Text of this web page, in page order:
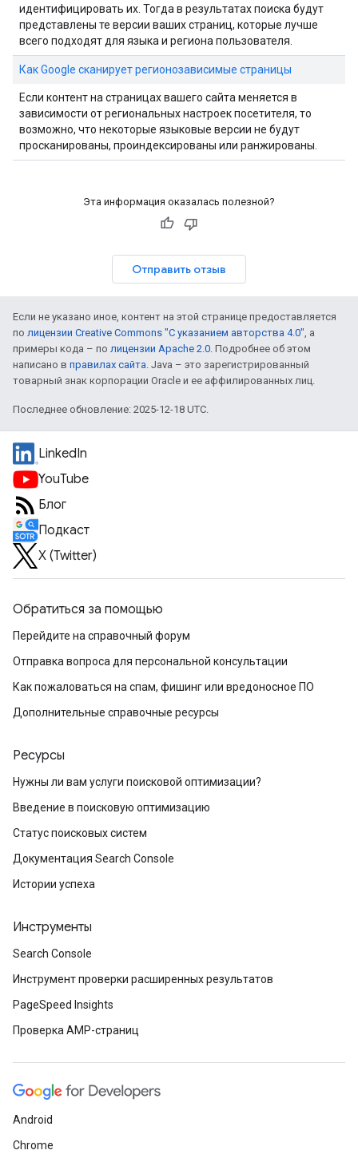
идентифицировать их. Тогда в результатах поиска будут
представлены те версии ваших страниц, которые лучше
всего подходят для языка и региона пользователя.
Как Google сканирует регионозависимые страницы
Если контент на страницах вашего сайта меняется в
зависимости от региональных настроек посетителя, то
возможно, что некоторые языковые версии не будут
просканированы, проиндексированы или ранжированы.
Эта информация оказалась полезной?
Отправить отзыв
Если не указано иное, контент на этой странице предоставляется
по лицензии Creative Commons "С указанием авторства 4.0", а
примеры кода – по лицензии Apache 2.0. Подробнее об этом
написано в правилах сайта. Java – это зарегистрированный
товарный знак корпорации Oracle и ее аффилированных лиц.
Последнее обновление: 2025-12-18 UTC.
LinkedIn
YouTube
Блог
Подкаст
X (Twitter)
Обратиться за помощью
Перейдите на справочный форум
Отправка вопроса для персональной консультации
Как пожаловаться на спам, фишинг или вредоносное ПО
Дополнительные справочные ресурсы
Ресурсы
Нужны ли вам услуги поисковой оптимизации?
Введение в поисковую оптимизацию
Статус поисковых систем
Документация Search Console
Истории успеха
Инструменты
Search Console
Инструмент проверки расширенных результатов
PageSpeed Insights
Проверка AMP-страниц
Android
Chrome